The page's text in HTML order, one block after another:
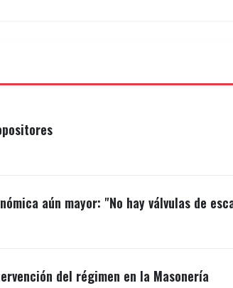
aún mayor: "No hay válvulas de
del régimen en la Masonería